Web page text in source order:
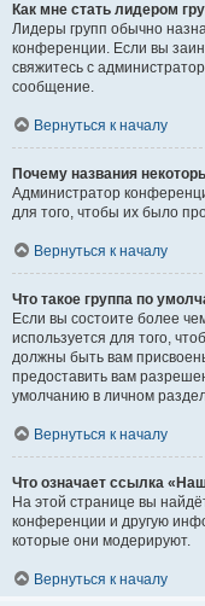
Как мне стать лидером
Лидеры групп обычно
конференции. Если вы
свяжитесь с
сообщение.
Вернуться к началу
Почему названия
Администратор
для того, чтобы их было
Вернуться к началу
Что такое группа по
Если вы состоите более
используется для того,
должны быть вам
предоставить вам
умолчанию в личном
Вернуться к началу
Что означает ссылка
На этой странице вы
конференции и другую
которые они модерируют.
Вернуться к началу